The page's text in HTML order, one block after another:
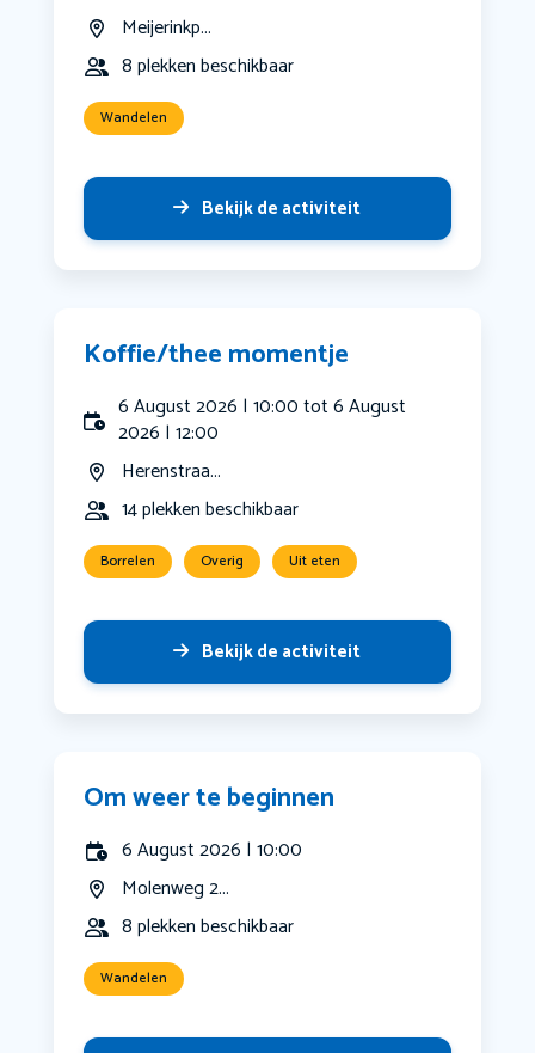
Meijerinkp...
8 plekken beschikbaar
Wandelen
Bekijk de activiteit
Koffie/thee momentje
6 August 2026 | 10:00 tot 6 August
2026 | 12:00
Herenstraa...
14 plekken beschikbaar
Borrelen Overig Uit eten
Bekijk de activiteit
Om weer te beginnen
6 August 2026 | 10:00
Molenweg 2...
8 plekken beschikbaar
Wandelen